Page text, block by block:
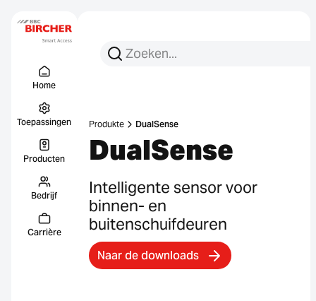
Home
Toepassingen
Producten
Bedrijf
Carrière
Zoeken:
Zoek op
Produkte DualSense
DualSense
Intelligente sensor voor
binnen- en
buitenschuifdeuren
Naar de downloads